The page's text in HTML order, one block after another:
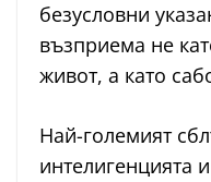
безусловни
възприема не
живот, а като
Най-големият
интелигенцията